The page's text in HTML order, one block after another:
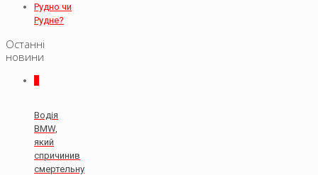
Рудно чи
Рудне?
Останні
новини
Водія
BMW,
який
спричинив
смертельну